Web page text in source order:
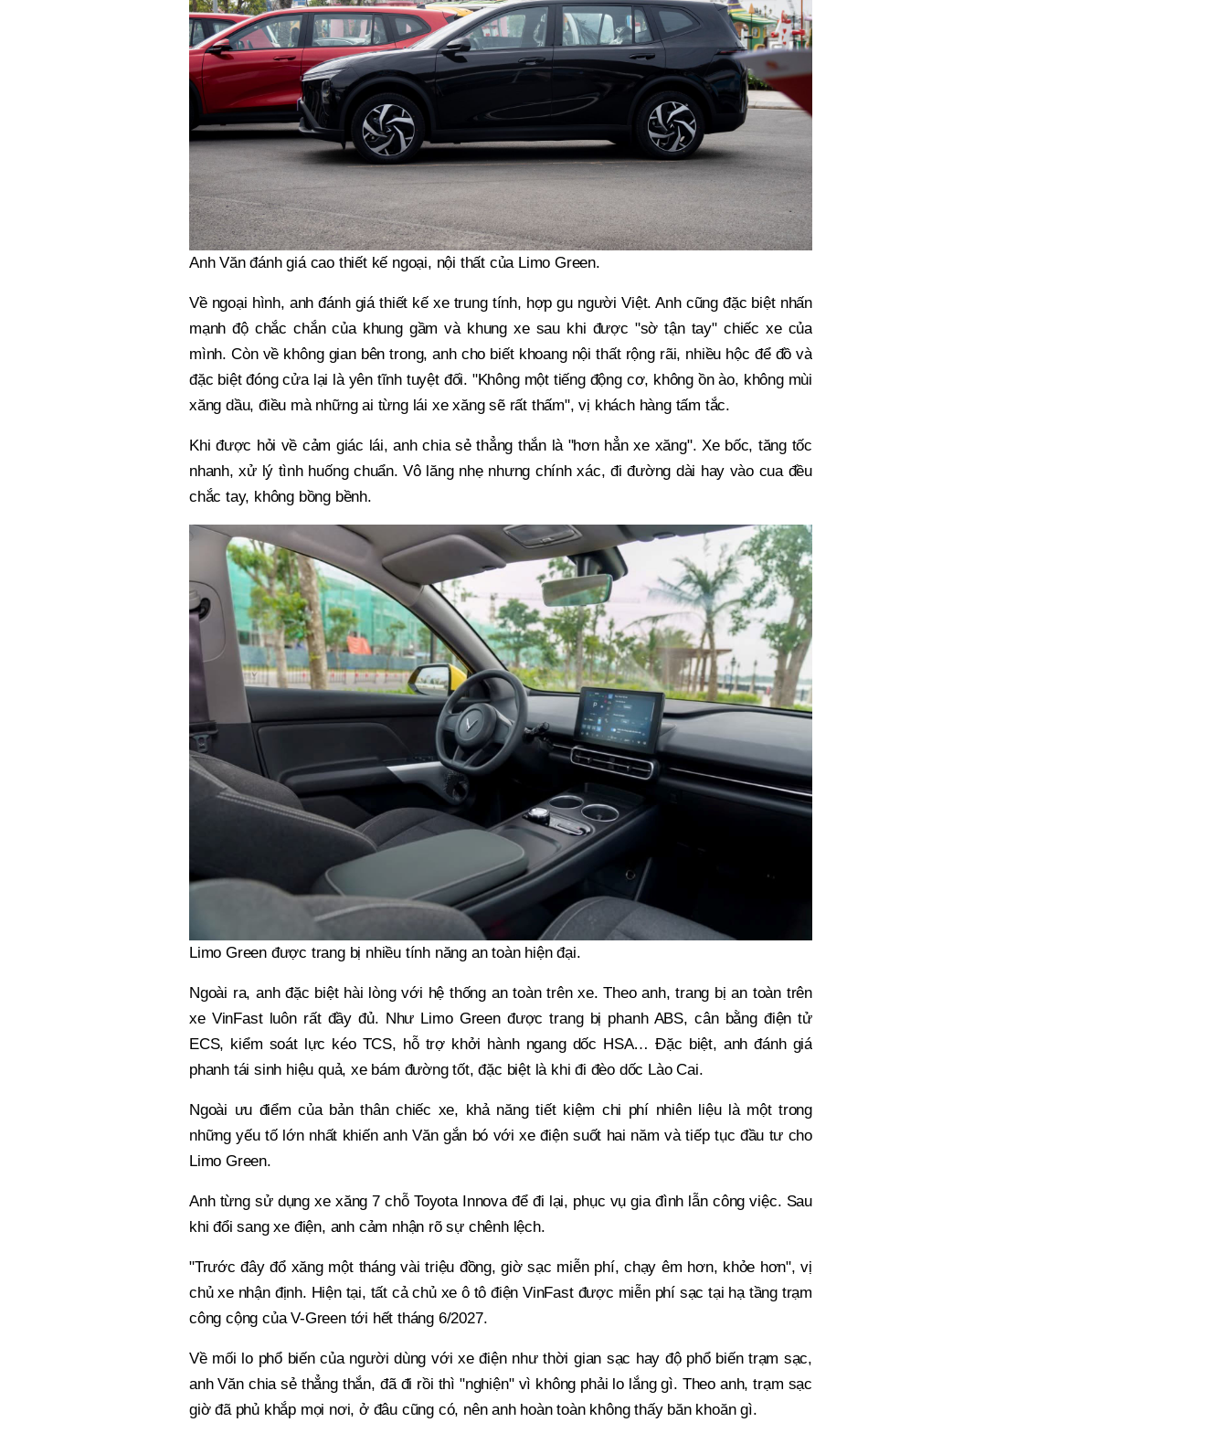
Anh Văn đánh giá cao thiết kế ngoại, nội thất của Limo Green.
Về ngoại hình, anh đánh giá thiết kế xe trung tính, hợp gu người Việt. Anh cũng đặc biệt nhấn
mạnh độ chắc chắn của khung gầm và khung xe sau khi được "sờ tận tay" chiếc xe của
mình. Còn về không gian bên trong, anh cho biết khoang nội thất rộng rãi, nhiều hộc để đồ và
đặc biệt đóng cửa lại là yên tĩnh tuyệt đối. "Không một tiếng động cơ, không ồn ào, không mùi
xăng dầu, điều mà những ai từng lái xe xăng sẽ rất thấm", vị khách hàng tấm tắc.
Khi được hỏi về cảm giác lái, anh chia sẻ thẳng thắn là "hơn hẳn xe xăng". Xe bốc, tăng tốc
nhanh, xử lý tình huống chuẩn. Vô lăng nhẹ nhưng chính xác, đi đường dài hay vào cua đều
chắc tay, không bồng bềnh.
Limo Green được trang bị nhiều tính năng an toàn hiện đại.
Ngoài ra, anh đặc biệt hài lòng với hệ thống an toàn trên xe. Theo anh, trang bị an toàn trên
xe VinFast luôn rất đầy đủ. Như Limo Green được trang bị phanh ABS, cân bằng điện tử
ECS, kiểm soát lực kéo TCS, hỗ trợ khởi hành ngang dốc HSA… Đặc biệt, anh đánh giá
phanh tái sinh hiệu quả, xe bám đường tốt, đặc biệt là khi đi đèo dốc Lào Cai.
Ngoài ưu điểm của bản thân chiếc xe, khả năng tiết kiệm chi phí nhiên liệu là một trong
những yếu tố lớn nhất khiến anh Văn gắn bó với xe điện suốt hai năm và tiếp tục đầu tư cho
Limo Green.
Anh từng sử dụng xe xăng 7 chỗ Toyota Innova để đi lại, phục vụ gia đình lẫn công việc. Sau
khi đổi sang xe điện, anh cảm nhận rõ sự chênh lệch.
"Trước đây đổ xăng một tháng vài triệu đồng, giờ sạc miễn phí, chạy êm hơn, khỏe hơn", vị
chủ xe nhận định. Hiện tại, tất cả chủ xe ô tô điện VinFast được miễn phí sạc tại hạ tầng trạm
công cộng của V-Green tới hết tháng 6/2027.
Về mối lo phổ biến của người dùng với xe điện như thời gian sạc hay độ phổ biến trạm sạc,
anh Văn chia sẻ thẳng thắn, đã đi rồi thì "nghiện" vì không phải lo lắng gì. Theo anh, trạm sạc
giờ đã phủ khắp mọi nơi, ở đâu cũng có, nên anh hoàn toàn không thấy băn khoăn gì.